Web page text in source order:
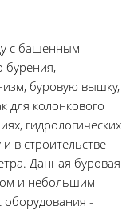
с башенным
бурения,
буровую вышку,
для колонкового
гидрологических
в строительстве
Данная буровая
и небольшим
оборудования -